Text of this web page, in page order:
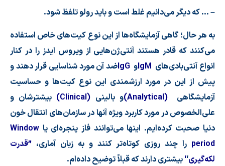
– … كه دیگر میدانیم غلط است و باید رولو تلفظ شود.
به هر حال؛ گاهی آزمایشگاهها از این نوع كیتهای خاص استفاده
میكنند كه قادر هستند آنتیژنهایی از ویروس ایدز را در كنار
انواع آنتیبادیهای IgMو IgGضد آن مورد شناسایی قرار دهند و
پیش از این در مورد ارزشمندی این نوع كیتها و حساسیت
آزمایشگاهی
(Analytical)و بالینی (Clinical) بیشترشان و
علیالخصوص در مورد كاربرد ویژه آنها در سازمانهای انتقال خون
دنیا صحبت كردهایم. اینها میتوانند فاز پنجرهای یا Window
period را چند روزی كوتاهتر كنند و به زبان آماری، ”قدرت
لكهگیری ‘‘ بیشتری دارند كه قبلاً توضیح دادهام.